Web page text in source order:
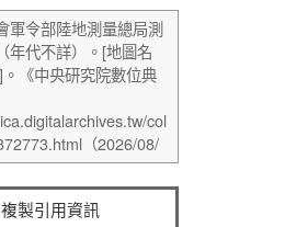
複製引用資訊